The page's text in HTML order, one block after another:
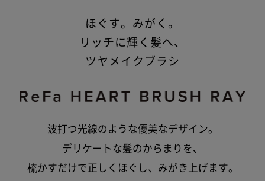
ほぐす。みがく。
リッチに輝く髪へ、
ツヤメイクブラシ
波打つ光線のような優美なデザイン。
デリケートな髪のからまりを、
梳かすだけで正しくほぐし、みがき上げます。